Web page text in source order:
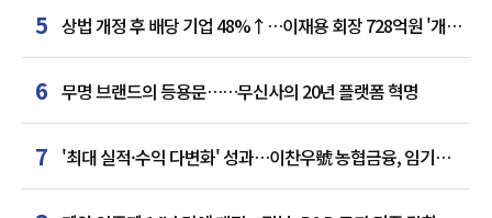
5 상법 개정 후 배당 기업 48%↑…이재용 회장 728억원 '개인
최다'
6 무명 브랜드의 등용문……무신사의 20년 플랫폼 혁명
7 '최대 실적·수익 다변화' 성과…이찬우號 농협금융, 임기
말년 성장 박차